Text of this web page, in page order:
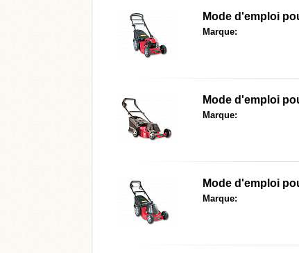
Mode d'emploi
Marque:
Mode d'emploi
Marque:
Mode d'emploi
Marque: